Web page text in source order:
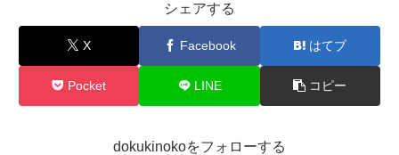
シェアする
X Facebook はてブ
Pocket LINE コピー
dokukinokoをフォローする